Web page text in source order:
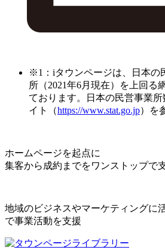
※1：iタウンページは、日本の
所（2021年6月現在）を上回る
ております。日本の民営事業
イト（https://www.stat.go.jp）を
ホームページを起点に
集客から成約までをワンストップで
地域のビジネスやマーケティングに
で事業活動を支援